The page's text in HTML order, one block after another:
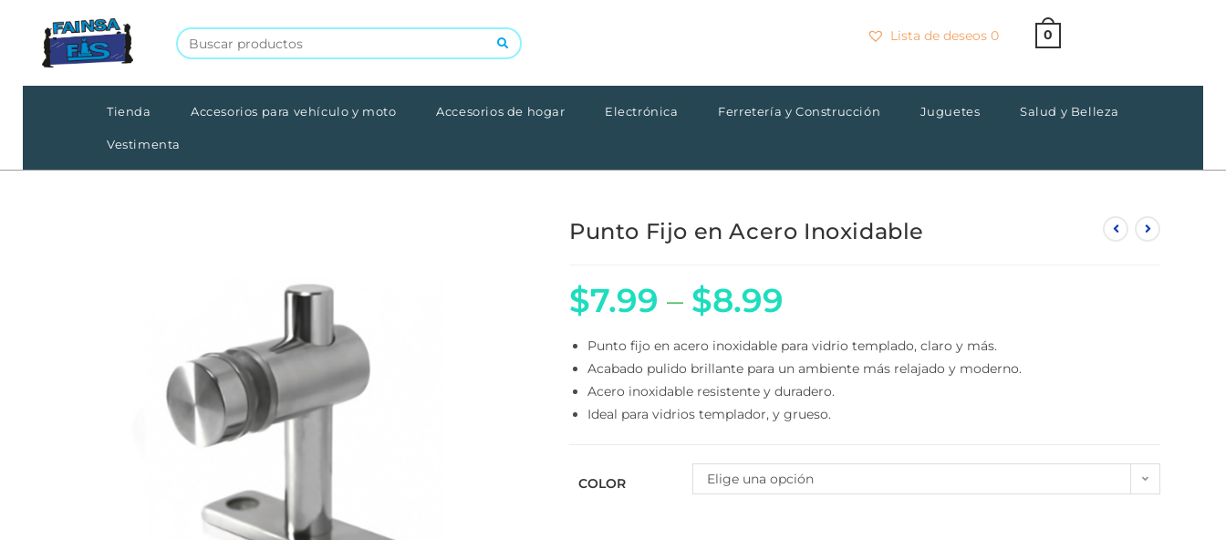
Lista de deseos 0
Tienda Accesorios para vehículo y moto Accesorios de hogar Electrónica Ferretería y Construcción Juguetes Salud y Belleza
Vestimenta
Punto Fijo en Acero Inoxidable
$7.99 – $8.99
Punto fijo en acero inoxidable para vidrio templado, claro y más.
Acabado pulido brillante para un ambiente más relajado y moderno.
Acero inoxidable resistente y duradero.
Ideal para vidrios templador, y grueso.
COLOR Elige una opción